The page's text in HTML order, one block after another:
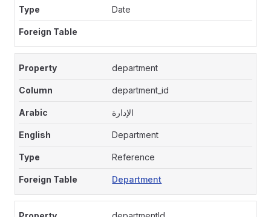
Date
department
department_id
الإدارة
Department
Reference
Department